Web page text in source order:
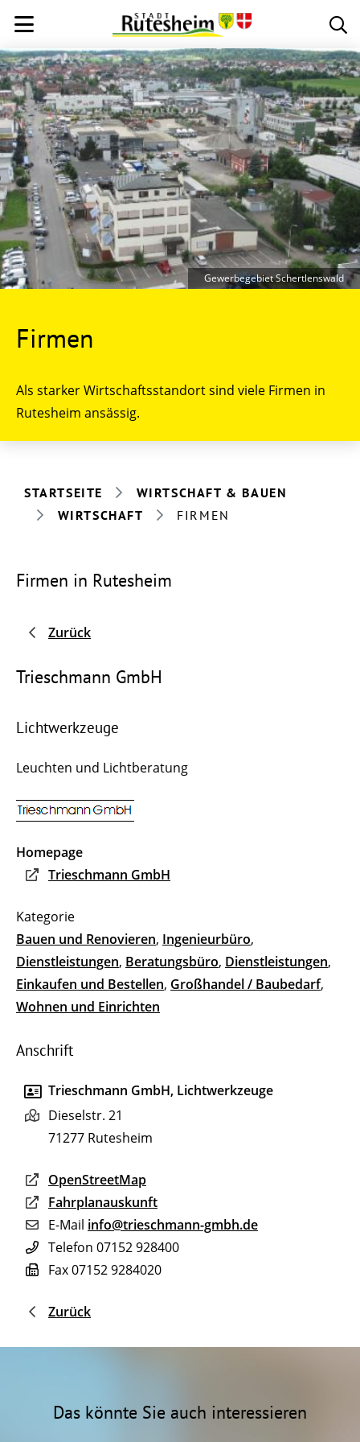
Firmen
Als starker Wirtschaftsstandort sind viele Firmen in
Rutesheim ansässig.
Gewerbegebiet Schertlenswald
STARTSEITE
WIRTSCHAFT & BAUEN
WIRTSCHAFT
FIRMEN
Firmen in Rutesheim
Zurück
Trieschmann GmbH
Lichtwerkzeuge
Leuchten und Lichtberatung
Homepage
Trieschmann GmbH
Bauen und Renovieren, Ingenieurbüro,
Dienstleistungen, Beratungsbüro, Dienstleistungen,
Einkaufen und Bestellen, Großhandel / Baubedarf,
Wohnen und Einrichten
Anschrift
Trieschmann GmbH, Lichtwerkzeuge
Dieselstr. 21
71277 Rutesheim
OpenStreetMap
Fahrplanauskunft
E-Mail info@trieschmann-gmbh.de
Telefon 07152 928400
Fax07152 9284020
Zurück
Das könnte Sie auch interessieren